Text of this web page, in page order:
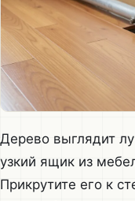
Дерево выглядит
узкий ящик из
Прикрутите его к